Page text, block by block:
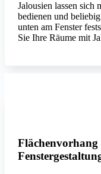
Jalousien lassen sich
bedienen und
unten am Fenster
Sie Ihre Räume mit
Flächenvorhang